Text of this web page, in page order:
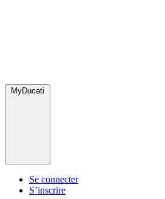
MyDucati
Se connecter
S’inscrire